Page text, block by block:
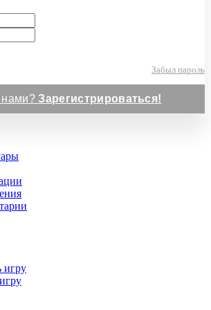
Забыл пароль
нами?Зарегистрироваться!
игру